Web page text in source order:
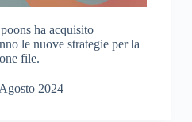
ha acquisito
le nuove strategie per la
file.
2024